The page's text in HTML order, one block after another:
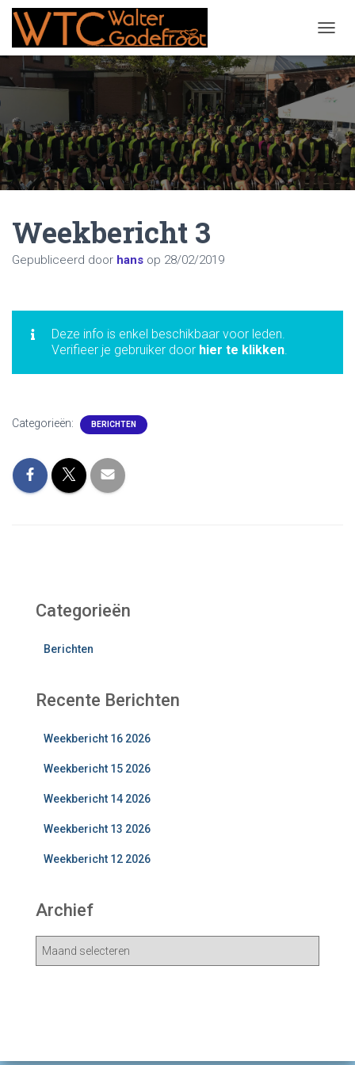
Weekbericht 3
Gepubliceerd door hans op 28/02/2019
Deze info is enkel beschikbaar voor leden.
Verifieer je gebruiker door hier te klikken.
Categorieën: BERICHTEN
Categorieën
Berichten
Recente Berichten
Weekbericht 16 2026
Weekbericht 15 2026
Weekbericht 14 2026
Weekbericht 13 2026
Weekbericht 12 2026
Archief